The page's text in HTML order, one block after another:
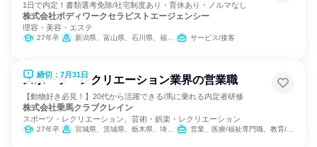
1日で内定！書類選考免除/社宅制度あり・育休あり・ノルマなし
株式会社ボディワークセラピストエージェンシー
理容・美容・エステ
27年卒 新潟県、富山県、石川県、福井県、山梨県、長野県、岐阜県、静岡県、愛知県、三重県 サービス/接客
締切：7月31日
スポーツ・レクリエーション業界の営業職
【動物好き必見！】20代から活躍できる/馬に乗れる内定者研修
株式会社乗馬クラブクレイン
スポーツ・レクリエーション、芸術・娯楽・レクリエーション
27年卒 宮城県、茨城県、栃木県、埼玉県、千葉県、東京都、神奈川県、石川県、岐阜県、三重県、大阪府、兵庫県、奈良県、岡山県、広島県、山口県、福岡県、大分県 営業、医療/福祉専門職、教育/保育専門職、小売販売/流通